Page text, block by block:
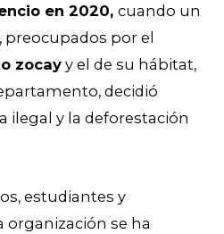
en 2020, cuando un
por el
zocayy el de su hábitat,
decidió
ilegal y la deforestación
estudiantes y
organización se ha